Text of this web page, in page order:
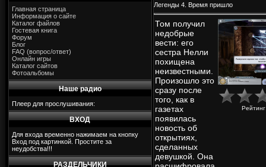
Главная страница
Информация о сайте
Каталог файлов
Гостевая книга
Форум
Блог
FAQ (вопрос/ответ)
Онлайн игры
Каталог сайтов
Фотоальбомы
Наше радио
Плеер для прослушивания:
ВХОД
Для входа временно нажимаем на кнопку
Вход под картинкой. Простите за
неудобства!!!
РАЗДЕЛЬЧИКИ
Легенды 4. Время пришло
Том получил
недобрые
вести: его
сестра Нелли
похищена
неизвестными.
Произошло это
сразу после
того, как в
газетах
появилась
новость об
открытиях,
сделанных
девушкой. Она
Рейтинг